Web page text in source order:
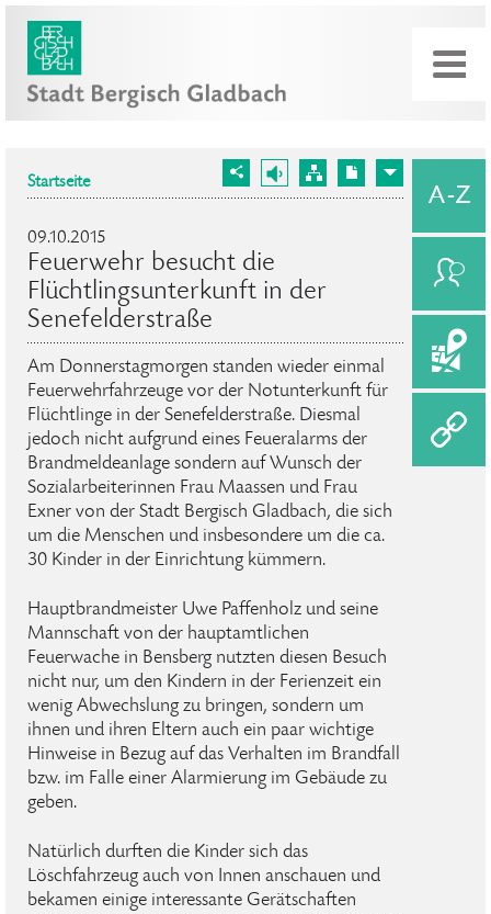
Startseite
09.10.2015
Feuerwehr besucht die
Flüchtlingsunterkunft in der
Senefelderstraße
Am Donnerstagmorgen standen wieder einmal
Feuerwehrfahrzeuge vor der Notunterkunft für
Flüchtlinge in der Senefelderstraße. Diesmal
jedoch nicht aufgrund eines Feueralarms der
Brandmeldeanlage sondern auf Wunsch der
Sozialarbeiterinnen Frau Maassen und Frau
Exner von der Stadt Bergisch Gladbach, die sich
um die Menschen und insbesondere um die ca.
30 Kinder in der Einrichtung kümmern.
Hauptbrandmeister Uwe Paffenholz und seine
Mannschaft von der hauptamtlichen
Feuerwache in Bensberg nutzten diesen Besuch
nicht nur, um den Kindern in der Ferienzeit ein
wenig Abwechslung zu bringen, sondern um
ihnen und ihren Eltern auch ein paar wichtige
Hinweise in Bezug auf das Verhalten im Brandfall
bzw. im Falle einer Alarmierung im Gebäude zu
geben.
Natürlich durften die Kinder sich das
Löschfahrzeug auch von Innen anschauen und
bekamen einige interessante Gerätschaften